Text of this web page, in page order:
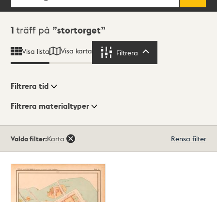
Sökresultat
1 träff på stortorget
Visa lista Visa karta Filtrera
Visningsläge
Filtrera tid
Filtrera materialtyper
träffar
Valda filter:Karta Rensa filter